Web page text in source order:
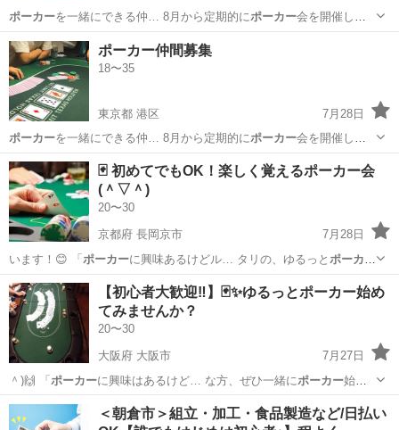
ポーカーを一緒にできる仲… 8月から定期的にポーカー会を開催しよ
うと… 定期的に都内のポーカールームもめぐって…
東京 港区 ポーカー
ポーカー仲間募集
18〜35
東京都 港区
7月28日
ポーカーを一緒にできる仲… 8月から定期的にポーカー会を開催しよ
うと… るので 一緒にポーカー を楽しめる方、ポ… 定期的に都内のポ
ーカールームもめぐって…
東京 港区 友達 ポーカー
🃏 初めてでもOK！楽しく覚えるポーカー会
(＾▽＾)
20〜30
京都府 長岡京市
7月28日
います！😊 「 ポーカーに興味あるけどル… タリの、ゆるっと ポーカー
会です(＾▽＾)… )✨ ✨ポーカーをやってみたい・…
京都 長岡京市 友達 ポーカー
【初心者大歓迎‼️】🃏✨ゆるっとポーカー始め
てみませんか？
20〜30
大阪府 大阪市
7月27日
＾)🙌 「 ポーカーに興味はあるけど… な方、ぜひ一緒に ポーカー始め
てみませんか… け・ゆるめ進行のポーカー会です！ ルー…
大阪 大阪市 友達 ポーカー
＜朝倉市＞組立・加工・食品製造など/日払い